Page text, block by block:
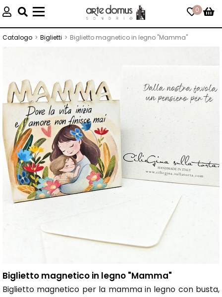
Toggle
navigation
0
Catalogo Biglietti Biglietto magnetico in legno "Mamma"
Biglietto magnetico in legno "Mamma"
Biglietto magnetico per la mamma in legno con busta,